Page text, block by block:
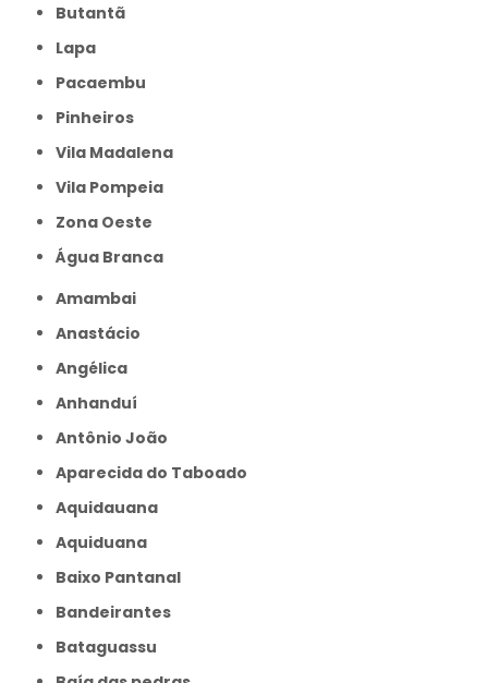
Butantã
Lapa
Pacaembu
Pinheiros
Vila Madalena
Vila Pompeia
Zona Oeste
Água Branca
Amambai
Anastácio
Angélica
Anhanduí
Antônio João
Aparecida do Taboado
Aquidauana
Aquiduana
Baixo Pantanal
Bandeirantes
Bataguassu